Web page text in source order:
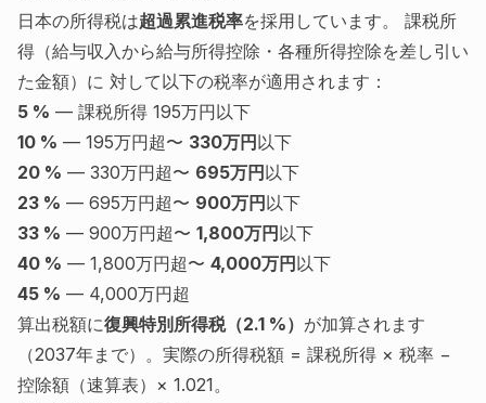
日本の所得税は超過累進税率を採用しています。 課税所
得（給与収入から給与所得控除・各種所得控除を差し引い
た金額）に 対して以下の税率が適用されます：
5 % — 課税所得 195万円以下
10 % — 195万円超〜 330万円 以下
20 % — 330万円超〜 695万円 以下
23 % — 695万円超〜 900万円 以下
33 % — 900万円超〜 1,800万円 以下
40 % — 1,800万円超〜 4,000万円 以下
45 % — 4,000万円超
算出税額に復興特別所得税（2.1 %） が加算されます
（2037年まで）。実際の所得税額 = 課税所得 × 税率 −
控除額（速算表）× 1.021。